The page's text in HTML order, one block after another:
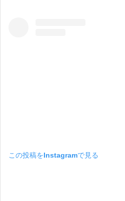
この投稿をInstagramで見る